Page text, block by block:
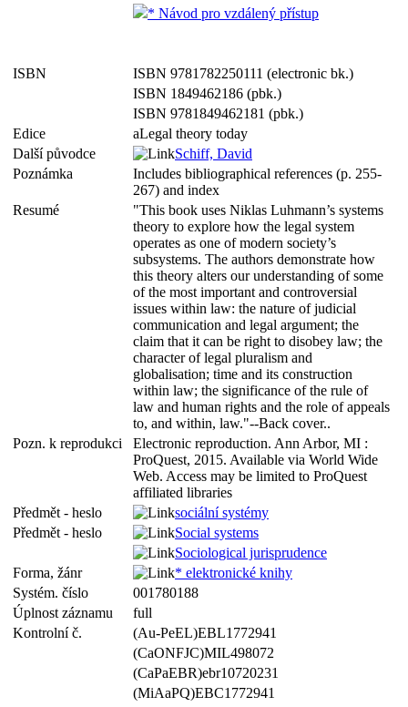
* Návod pro vzdálený přístup
ISBN
ISBN 9781782250111 (electronic bk.)
ISBN 1849462186 (pbk.)
ISBN 9781849462181 (pbk.)
Edice
aLegal theory today
Další původce
Schiff, David
Poznámka
Includes bibliographical references (p. 255-
267) and index
Resumé
"This book uses Niklas Luhmann’s systems
theory to explore how the legal system
operates as one of modern society’s
subsystems. The authors demonstrate how
this theory alters our understanding of some
of the most important and controversial
issues within law: the nature of judicial
communication and legal argument; the
claim that it can be right to disobey law; the
character of legal pluralism and
globalisation; time and its construction
within law; the significance of the rule of
law and human rights and the role of appeals
to, and within, law."--Back cover..
Pozn. k reprodukci
Electronic reproduction. Ann Arbor, MI :
ProQuest, 2015. Available via World Wide
Web. Access may be limited to ProQuest
affiliated libraries
Předmět - heslo
sociální systémy
Předmět - heslo
Social systems
Sociological jurisprudence
Forma, žánr
* elektronické knihy
Systém. číslo
001780188
Úplnost záznamu
full
Kontrolní č.
(Au-PeEL)EBL1772941
(CaONFJC)MIL498072
(CaPaEBR)ebr10720231
(MiAaPQ)EBC1772941